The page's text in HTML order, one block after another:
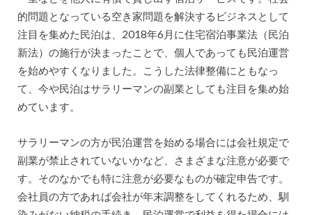
的問題となっている空き家問題を解決するビジネスとして
注目を集めた民泊は、2018年6月に住宅宿泊事業法（民泊
新法）の施行が決まったことで、個人であっても民泊運営
を始めやすくなりました。こうした法律整備にともなっ
て、今や民泊はサラリーマンの副業としても注目を集め始
めています。
サラリーマンの方が民泊運営を始める場合には会社規定で
副業が禁止されていないかなど、さまざまな注意が必要で
す。そのなかでも特に注意が必要なものが確定申告です。
会社員の方であれば会社が年末調整をしてくれるため、馴